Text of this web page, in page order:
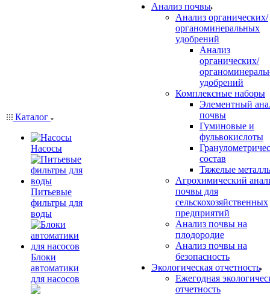
Каталог
Насосы
Питьевые
фильтры для
воды
Блоки
автоматики
для насосов
Анализ почвы
Анализ органических/
органоминеральных
удобрений
Анализ
органических/
удобрений
Комплексные наборы
Элементный
почвы
Гуминовые и
фульвокислоты
состав
Тяжелые
Агрохимический
почвы для
сельскохозяйственных
предприятий
Анализ почвы на
плодородие
Анализ почвы на
безопасность
Экологическая отчетность
Ежегодная
отчетность